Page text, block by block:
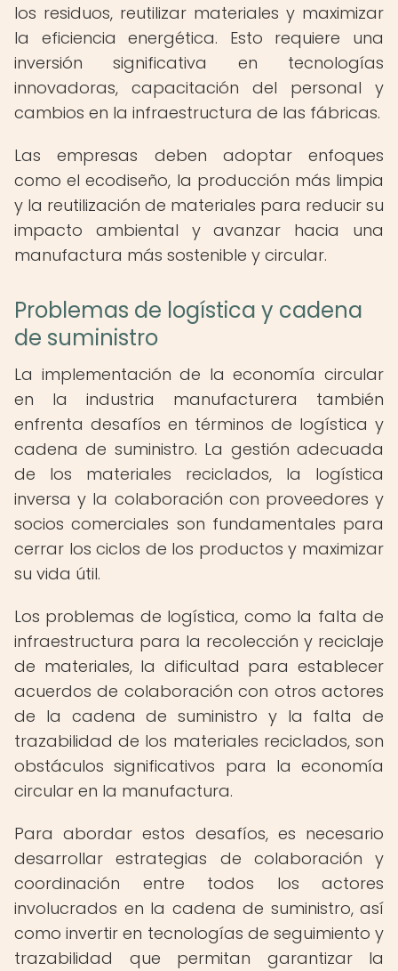
los residuos, reutilizar materiales y maximizar
la eficiencia energética. Esto requiere una
inversión significativa en tecnologías
innovadoras, capacitación del personal y
cambios en la infraestructura de las fábricas.
Las empresas deben adoptar enfoques
como el ecodiseño, la producción más limpia
y la reutilización de materiales para reducir su
impacto ambiental y avanzar hacia una
manufactura más sostenible y circular.
Problemas de logística y cadena
de suministro
La implementación de la economía circular
en la industria manufacturera también
enfrenta desafíos en términos de logística y
cadena de suministro. La gestión adecuada
de los materiales reciclados, la logística
inversa y la colaboración con proveedores y
socios comerciales son fundamentales para
cerrar los ciclos de los productos y maximizar
su vida útil.
Los problemas de logística, como la falta de
infraestructura para la recolección y reciclaje
de materiales, la dificultad para establecer
acuerdos de colaboración con otros actores
de la cadena de suministro y la falta de
trazabilidad de los materiales reciclados, son
obstáculos significativos para la economía
circular en la manufactura.
Para abordar estos desafíos, es necesario
desarrollar estrategias de colaboración y
coordinación entre todos los actores
involucrados en la cadena de suministro, así
como invertir en tecnologías de seguimiento y
trazabilidad que permitan garantizar la